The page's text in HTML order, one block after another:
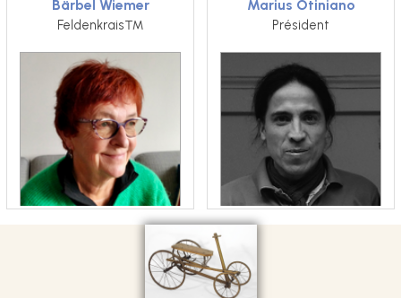
Bärbel Wiemer
Feldenkrais™
Marius Otiniano
Président